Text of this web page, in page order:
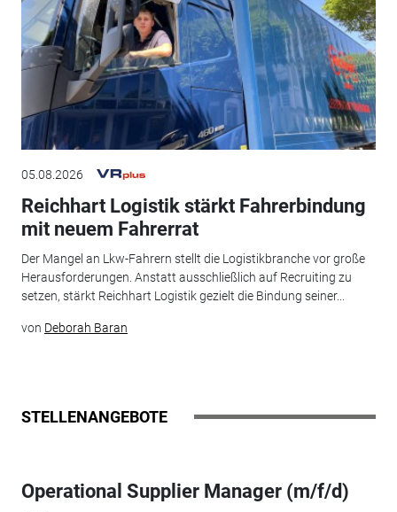
05.08.2026
Reichhart Logistik stärkt Fahrerbindung
mit neuem Fahrerrat
Der Mangel an Lkw-Fahrern stellt die Logistikbranche vor große
Herausforderungen. Anstatt ausschließlich auf Recruiting zu
setzen, stärkt Reichhart Logistik gezielt die Bindung seiner...
von Deborah Baran
STELLENANGEBOTE
Operational Supplier Manager (m/f/d)